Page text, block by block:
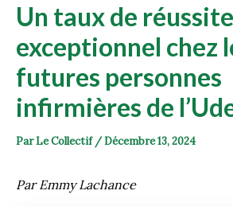
Un taux de réussite
exceptionnel chez
futures personnes
infirmières de
ParLe Collectif /Décembre 13, 2024
Par Emmy Lachance